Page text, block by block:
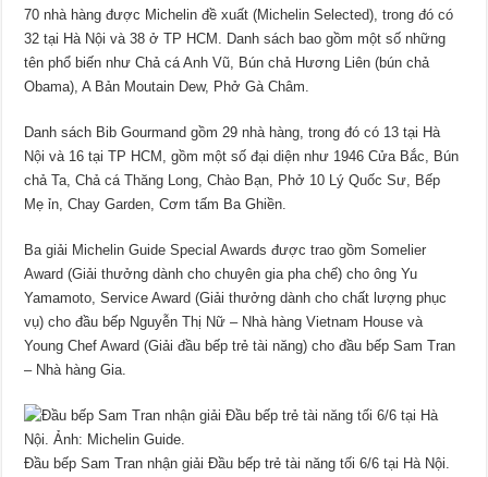
70 nhà hàng được Michelin đề xuất (Michelin Selected), trong đó có
32 tại Hà Nội và 38 ở TP HCM. Danh sách bao gồm một số những
tên phổ biến như Chả cá Anh Vũ, Bún chả Hương Liên (bún chả
Obama), A Bản Moutain Dew, Phở Gà Châm.
Danh sách Bib Gourmand gồm 29 nhà hàng, trong đó có 13 tại Hà
Nội và 16 tại TP HCM, gồm một số đại diện như 1946 Cửa Bắc, Bún
chả Ta, Chả cá Thăng Long, Chào Bạn, Phở 10 Lý Quốc Sư, Bếp
Mẹ ỉn, Chay Garden, Cơm tấm Ba Ghiền.
Ba giải Michelin Guide Special Awards được trao gồm Somelier
Award (Giải thưởng dành cho chuyên gia pha chế) cho ông Yu
Yamamoto, Service Award (Giải thưởng dành cho chất lượng phục
vụ) cho đầu bếp Nguyễn Thị Nữ – Nhà hàng Vietnam House và
Young Chef Award (Giải đầu bếp trẻ tài năng) cho đầu bếp Sam Tran
– Nhà hàng Gia.
Đầu bếp Sam Tran nhận giải Đầu bếp trẻ tài năng tối 6/6 tại Hà Nội.